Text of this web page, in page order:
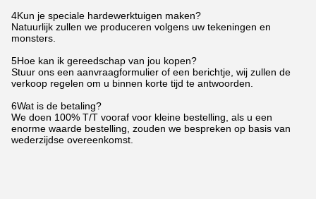
4Kun je speciale hardewerktuigen maken?
Natuurlijk zullen we produceren volgens uw tekeningen en
monsters.
5Hoe kan ik gereedschap van jou kopen?
Stuur ons een aanvraagformulier of een berichtje, wij zullen de
verkoop regelen om u binnen korte tijd te antwoorden.
6Wat is de betaling?
We doen 100% T/T vooraf voor kleine bestelling, als u een
enorme waarde bestelling, zouden we bespreken op basis van
wederzijdse overeenkomst.